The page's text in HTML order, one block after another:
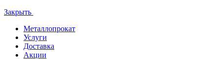
Закрыть
Металлопрокат
Услуги
Доставка
Акции